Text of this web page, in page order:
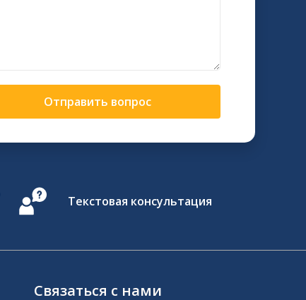
Отправить вопрос
Текстовая консультация
Связаться с нами